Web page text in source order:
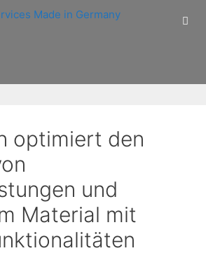
optimiert den
und
Material mit